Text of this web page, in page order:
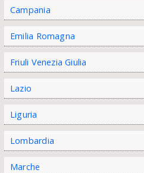
Campania
Emilia Romagna
Friuli Venezia Giulia
Lazio
Liguria
Lombardia
Marche